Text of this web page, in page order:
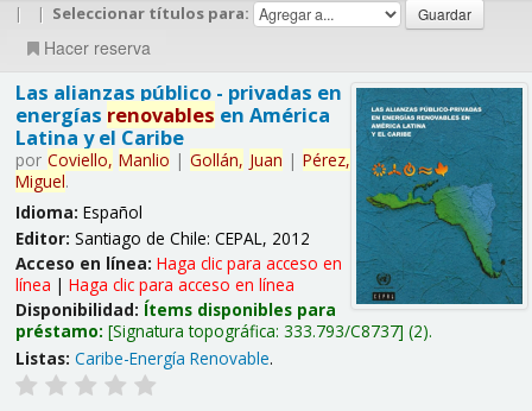
| | Seleccionar títulos para:
Hacer reserva
Las alianzas público - privadas en
energías renovables en América
Latina y el Caribe
por Coviello, Manlio | Gollán, Juan | Pérez,
Miguel.
Idioma: Español
Editor: Santiago de Chile: CEPAL, 2012
Acceso en línea: Haga clic para acceso en
línea | Haga clic para acceso en línea
Disponibilidad: Ítems disponibles para
préstamo: Signatura topográfica: 333.793/C8737 (2).
Listas: Caribe-Energía Renovable.